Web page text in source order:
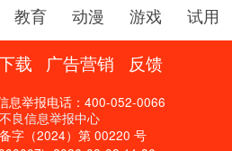
教育 动漫 游戏 试用
载 广告营销 反馈
息举报电话：400-052-0066
良信息举报中心
字（2024）第 00220 号